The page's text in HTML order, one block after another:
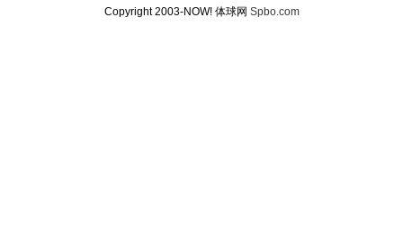
Copyright 2003-NOW! 体球网 Spbo.com